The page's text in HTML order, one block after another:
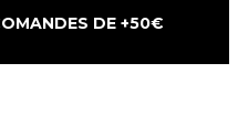
DE +50€